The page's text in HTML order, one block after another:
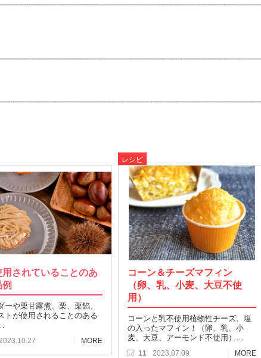
用されていることのあ
ーや栗甘露煮、栗、栗餡、
トが使用されることのある
MORE
レシピ
コーン＆チーズマフィン
（卵、乳、小麦、大豆不使
用）
コーンと乳不使用植物性チーズ、塩
の入ったマフィン！（卵、乳、小
麦、大豆、アーモンド不使用）…
11 2023.07.09 MORE